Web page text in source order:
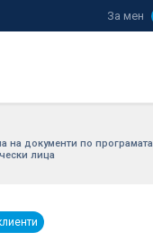
За мен
на документи по
лица